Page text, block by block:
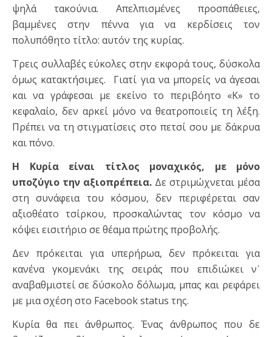
ψηλά τακούνια. Απελπισμένες προσπάθειες,
βαμμένες στην πέννα για να κερδίσεις τον
πολυπόθητο τίτλο: αυτόν της κυρίας.
Τρεις συλλαβές εύκολες στην εκφορά τους, δύσκολα
όμως κατακτήσιμες. Γιατί για να μπορείς να άγεσαι
και να γράφεσαι με εκείνο το περιβόητο «Κ» το
κεφαλαίο, δεν αρκεί μόνο να θεατροποιείς τη λέξη.
Πρέπει να τη στιγματίσεις στο πετσί σου με δάκρυα
και πόνο.
Η Κυρία είναι τίτλος μοναχικός, με μόνο
υποζύγιο την αξιοπρέπεια. Δε στριμώχνεται μέσα
στη συνάφεια του κόσμου, δεν περιφέρεται σαν
αξιοθέατο τσίρκου, προσκαλώντας τον κόσμο να
κόψει εισιτήριο σε θέαμα πρώτης προβολής.
Δεν πρόκειται για υπερήρωα, δεν πρόκειται για
κανένα γκομενάκι της σειράς που επιδιώκει ν᾽
αναβαθμιστεί σε δύσκολο δόλωμα, μπας και ρεφάρει
με μια σχέση στο Facebook status της.
Κυρία θα πει άνθρωπος. Ένας άνθρωπος που δε